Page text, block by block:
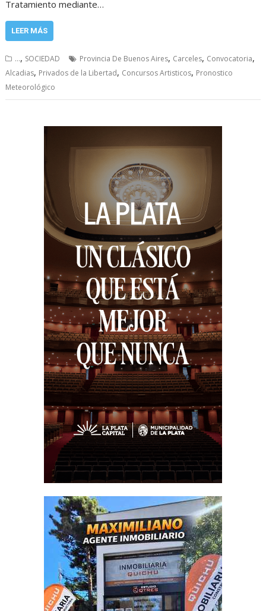
Tratamiento mediante…
LEER MÁS
..., SOCIEDAD Provincia De Buenos Aires, Carceles, Convocatoria,
Alcadias, Privados de la Libertad, Concursos Artisticos, Pronostico
Meteorológico